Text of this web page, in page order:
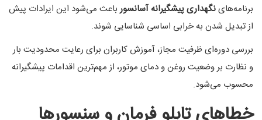
برنامه‌هاینگهداری پیشگیرانه آسانسورباعث می‌شود این ایرادات پیش
از تبدیل شدن به خرابی اساسی شناسایی شوند.
بررسی دوره‌ای ظرفیت مجاز، آموزش کاربران برای رعایت محدودیت بار
و نظارت بر وضعیت روغن و دمای موتور، از مهم‌ترین اقدامات پیشگیرانه
محسوب می‌شود.